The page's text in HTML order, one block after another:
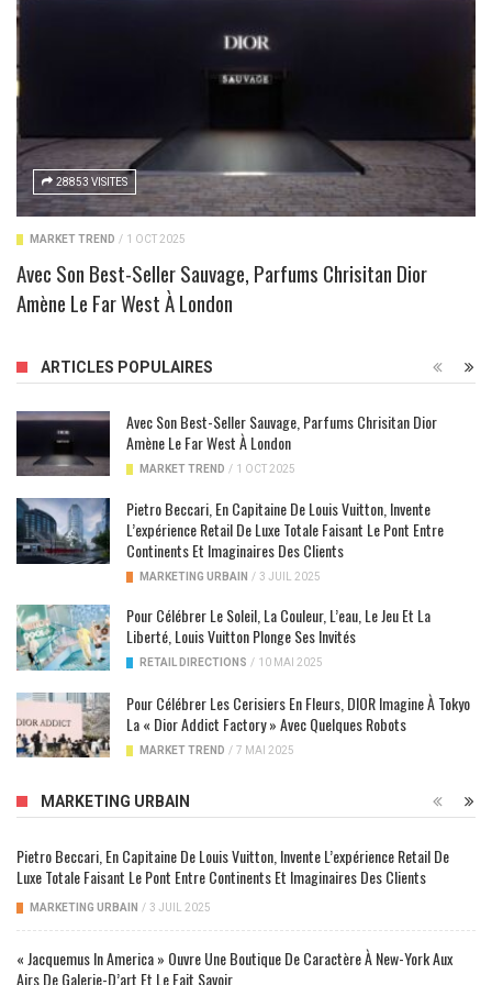
28853 VISITES
MARKET TREND / 1 OCT 2025
Avec Son Best-Seller Sauvage, Parfums Chrisitan Dior
Amène Le Far West À London
ARTICLES POPULAIRES
Avec Son Best-Seller Sauvage, Parfums Chrisitan Dior
Amène Le Far West À London
MARKET TREND / 1 OCT 2025
Pietro Beccari, En Capitaine De Louis Vuitton, Invente
L’expérience Retail De Luxe Totale Faisant Le Pont Entre
Continents Et Imaginaires Des Clients
MARKETING URBAIN / 3 JUIL 2025
Pour Célébrer Le Soleil, La Couleur, L’eau, Le Jeu Et La
Liberté, Louis Vuitton Plonge Ses Invités
RETAIL DIRECTIONS / 10 MAI 2025
Pour Célébrer Les Cerisiers En Fleurs, DIOR Imagine À Tokyo
La « Dior Addict Factory » Avec Quelques Robots
MARKET TREND / 7 MAI 2025
MARKETING URBAIN
Pietro Beccari, En Capitaine De Louis Vuitton, Invente L’expérience Retail De
Luxe Totale Faisant Le Pont Entre Continents Et Imaginaires Des Clients
MARKETING URBAIN / 3 JUIL 2025
« Jacquemus In America » Ouvre Une Boutique De Caractère À New-York Aux
Airs De Galerie-D’art Et Le Fait Savoir